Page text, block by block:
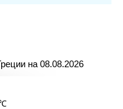
на 08.08.2026